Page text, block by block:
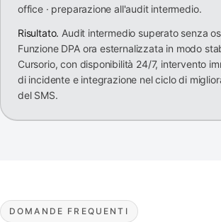
office · preparazione all'audit intermedio.
Risultato. Audit intermedio superato senza
Funzione DPA ora esternalizzata in modo
Cursorio, con disponibilità 24/7, intervento
di incidente e integrazione nel ciclo di
del SMS.
DOMANDE FREQUENTI